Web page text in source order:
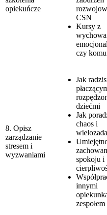
opiekuńcze
CSN
Kursy z
czy
8. Opisz
zarządzanie
stresem i
wyzwaniami
Jak
dziećmi
Jak
chaos i
spokoju i
innymi
zespołem